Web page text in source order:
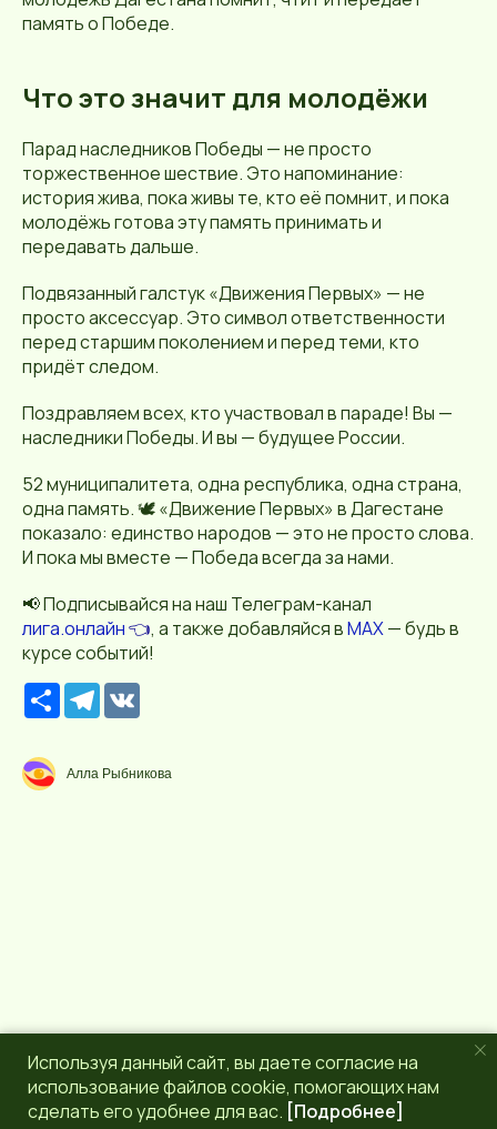
память о Победе.
Что это значит для молодёжи
Парад наследников Победы — не просто
торжественное шествие. Это напоминание:
история жива, пока живы те, кто её помнит, и пока
молодёжь готова эту память принимать и
передавать дальше.
Подвязанный галстук «Движения Первых» — не
просто аксессуар. Это символ ответственности
перед старшим поколением и перед теми, кто
придёт следом.
Поздравляем всех, кто участвовал в параде! Вы —
наследники Победы. И вы — будущее России.
52 муниципалитета, одна республика, одна страна,
одна память. 🕊️ «Движение Первых» в Дагестане
показало: единство народов — это не просто слова.
И пока мы вместе — Победа всегда за нами.
📢 Подписывайся на наш Телеграм-канал
лига.онлайн👈, а также добавляйся вMAX— будь в
курсе событий!
Р
е
р
с
T
e
g
r
Алла Рыбникова
Используя данный сайт, вы даете согласие на
использование файлов cookie, помогающих нам
сделать его удобнее для вас. [Подробнее]